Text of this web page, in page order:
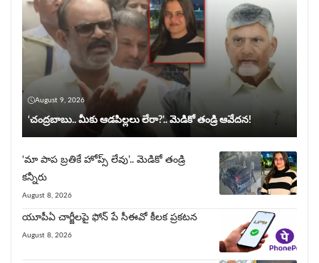
August 9, 2026
‘చంద్రబాబు.. మీకు ఆడపిల్లలు లేరా?’.. మెడికో తండ్రి ఆవేదన!
‘మా పాప బ్రతికే హోప్స్ లేవు’.. మెడికో తండ్రి
కన్నీరు
August 8, 2026
యూపీఏ చార్జీల‌పై ఫోన్ పే సీఈవో కీల‌క ప్ర‌క‌ట‌న‌
August 8, 2026